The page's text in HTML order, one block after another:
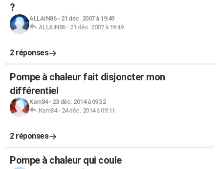
?
ALLAIN86- 21 déc. 2007 à 19:49
ALLAIN86- 21 déc. 2007 à 19:49
2 réponses
Pompe à chaleur fait disjoncter mon
différentiel
Kam84- 23 déc. 2014 à 09:52
Kam84- 24 déc. 2014 à 09:11
2 réponses
Pompe à chaleur qui coule